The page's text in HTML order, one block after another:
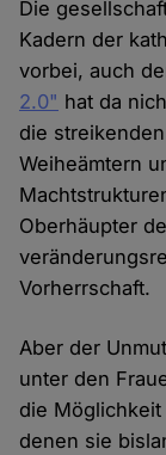
Die
Kadern der
vorbei, auch
2.0" hat da
die
Weiheämtern
Oberhäupter
Vorherrschaft.
Aber der
unter den
die
denen sie